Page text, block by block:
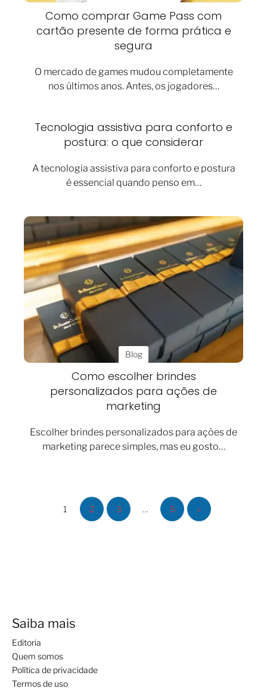
Como comprar Game Pass com
cartão presente de forma prática e
segura
O mercado de games mudou completamente
nos últimos anos. Antes, os jogadores…
Tecnologia assistiva para conforto e
postura: o que considerar
A tecnologia assistiva para conforto e postura
é essencial quando penso em…
Blog
Como escolher brindes
personalizados para ações de
marketing
Escolher brindes personalizados para ações de
marketing parece simples, mas eu gosto…
1 2 3 … 5 »
Saiba mais
Editoria
Quem somos
Política de privacidade
Termos de uso